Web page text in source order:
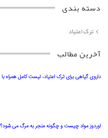
دسته بندی
ترک اعتیاد
آخرین مطالب
داروی گیاهی برای ترک اعتیاد، لیست کامل همراه
اوردوز مواد چیست و چگونه منجر به مرگ می شود؟